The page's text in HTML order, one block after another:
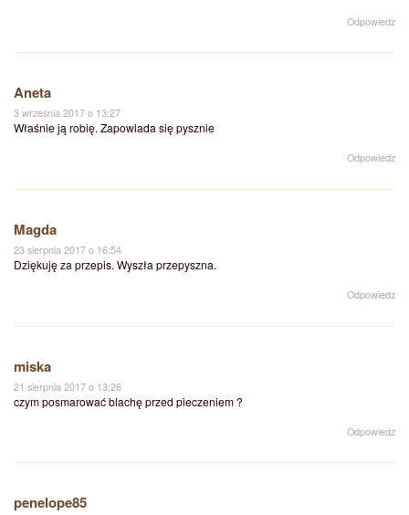
Odpowiedz
Aneta
3 września 2017 o 13:27
Właśnie ją robię. Zapowiada się pysznie
Odpowiedz
Magda
23 sierpnia 2017 o 16:54
Dziękuję za przepis. Wyszła przepyszna.
Odpowiedz
miska
21 sierpnia 2017 o 13:26
czym posmarować blachę przed pieczeniem ?
Odpowiedz
penelope85